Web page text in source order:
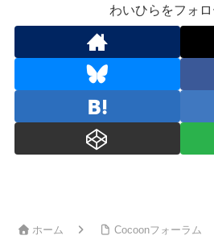
わいひらをフォ
ホーム Cocoonフォーラム